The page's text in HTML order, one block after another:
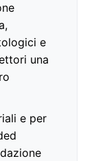
e
una
e per